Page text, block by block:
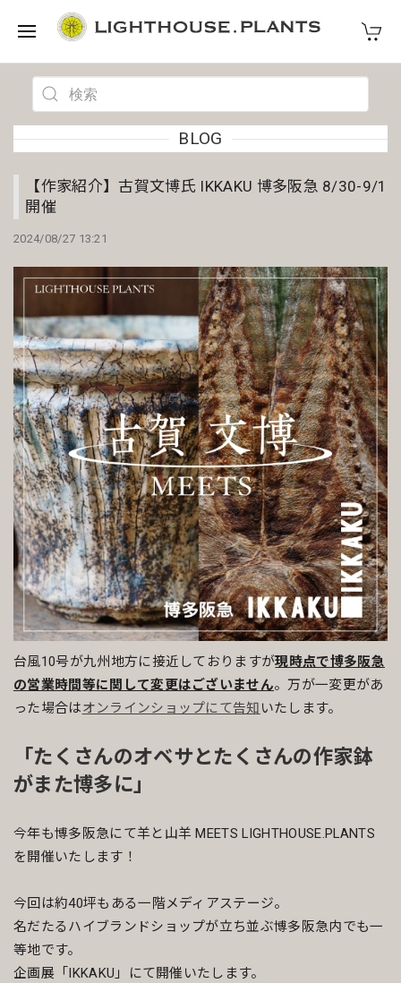
BLOG
【作家紹介】古賀文博氏 IKKAKU 博多阪急 8/30-9/1
開催
2024/08/27 13:21
台風10号が九州地方に接近しておりますが現時点で博多阪急
の営業時間等に関して変更はございません。万が一変更があ
った場合はオンラインショップにて告知 いたします。
「たくさんのオベサとたくさんの作家鉢
がまた博多に」
今年も博多阪急にて羊と山羊 MEETS LIGHTHOUSE.PLANTS
を開催いたします！
今回は約40坪もある一階メディアステージ。
名だたるハイブランドショップが立ち並ぶ博多阪急内でも一
等地です。
企画展「IKKAKU」にて開催いたします。